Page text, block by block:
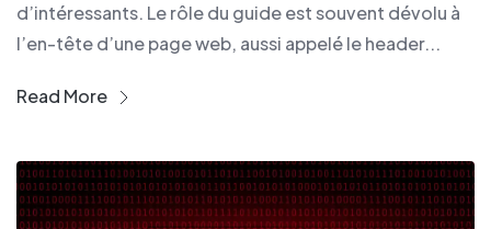
d’intéressants. Le rôle du guide est souvent dévolu à
l’en-tête d’une page web, aussi appelé le header...
Read More